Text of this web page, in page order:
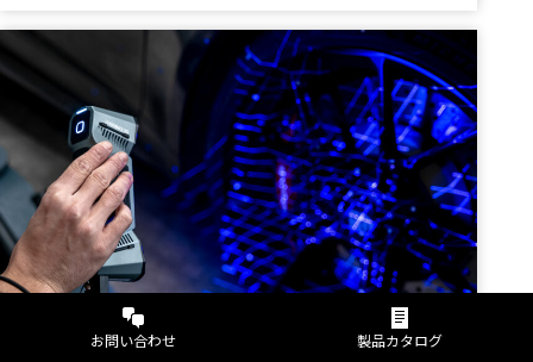
お問い合わせ 製品カタログ